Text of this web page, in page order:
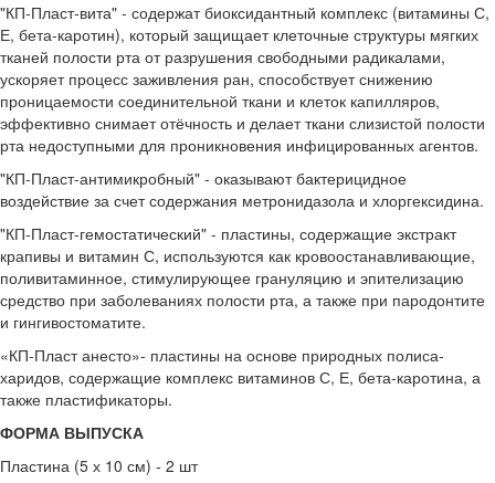
"КП-Пласт-вита" - содержат биоксидантный комплекс (витамины С,
Е, бета-каротин), который защищает клеточные структуры мягких
тканей полости рта от разрушения свободными радикалами,
ускоряет процесс заживления ран, способствует снижению
проницаемости соединительной ткани и клеток капилляров,
эффективно снимает отёчность и делает ткани слизистой полости
рта недоступными для проникновения инфицированных агентов.
"КП-Пласт-антимикробный" - оказывают бактерицидное
воздействие за счет содержания метронидазола и хлоргексидина.
"КП-Пласт-гемостатический" - пластины, содержащие экстракт
крапивы и витамин С, используются как кровоостанавливающие,
поливитаминное, стимулирующее грануляцию и эпителизацию
средство при заболеваниях полости рта, а также при пародонтите
и гингивостоматите.
«КП-Пласт анесто»- пластины на основе природных полиса-
харидов, содержащие комплекс витаминов С, Е, бета-каротина, а
также пластификаторы.
ФОРМА ВЫПУСКА
Пластина (5 х 10 см) - 2 шт